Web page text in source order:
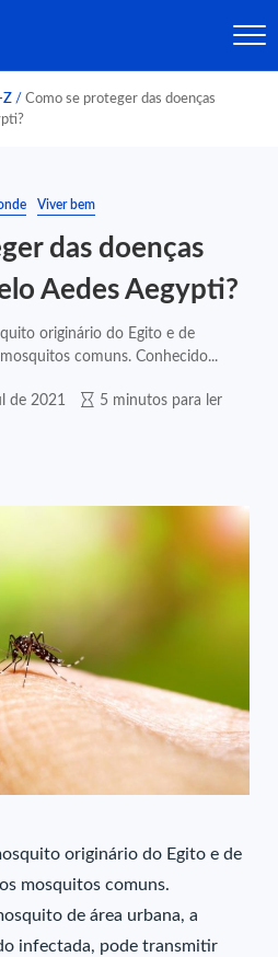
Z / Como se proteger das doenças
Viver bem
das doenças
Aedes Aegypti?
originário do Egito e de
comuns. Conhecido...
de 2021 5 minutos para ler
originário do Egito e de
mosquitos comuns.
de área urbana, a
infectada, pode transmitir